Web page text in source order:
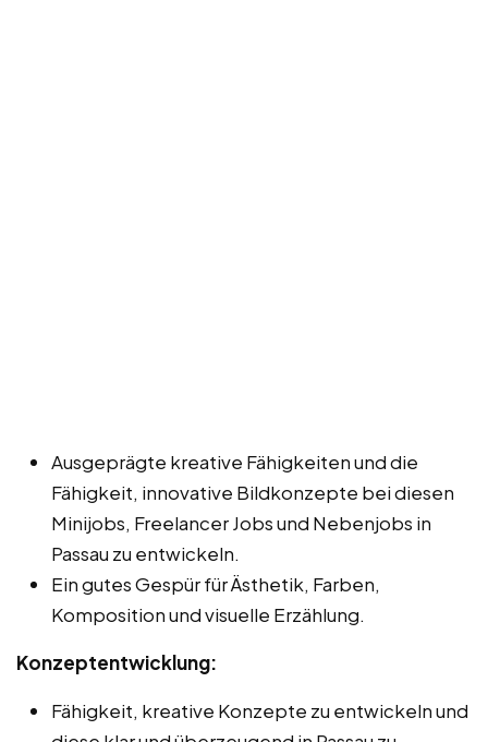
Ausgeprägte kreative Fähigkeiten und die
Fähigkeit, innovative Bildkonzepte bei diesen
Minijobs, Freelancer Jobs und Nebenjobs in
Passau zu entwickeln.
Ein gutes Gespür für Ästhetik, Farben,
Komposition und visuelle Erzählung.
Konzeptentwicklung:
Fähigkeit, kreative Konzepte zu entwickeln und